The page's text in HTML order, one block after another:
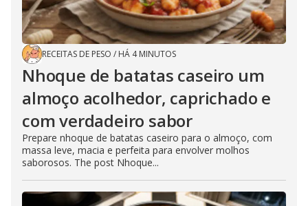
RECEITAS DE PESO / HÁ 4 MINUTOS
Nhoque de batatas caseiro um
almoço acolhedor, caprichado e
com verdadeiro sabor
Prepare nhoque de batatas caseiro para o almoço, com
massa leve, macia e perfeita para envolver molhos
saborosos. The post Nhoque...